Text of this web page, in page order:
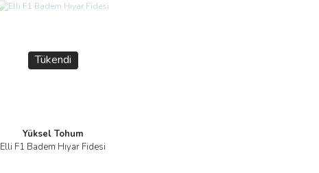
Tükendi
Yüksel Tohum
Elli F1 Badem Hıyar Fidesi
İncele